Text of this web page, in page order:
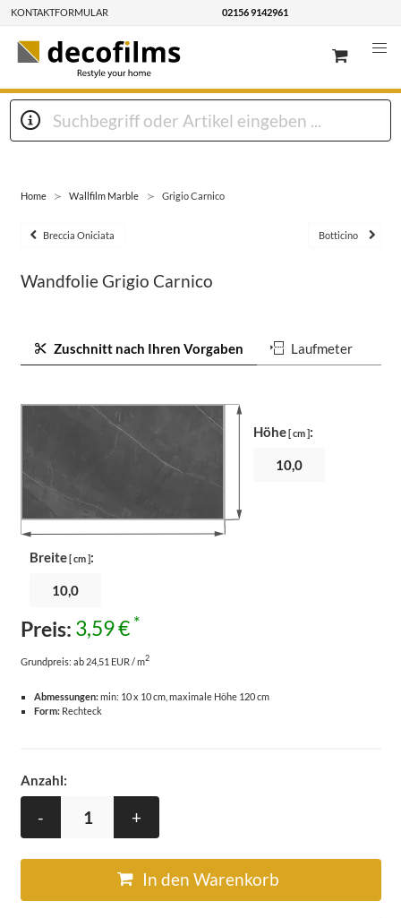
KONTAKTFORMULAR 02156 9142961
Home Wallfilm Marble Grigio Carnico
Breccia Oniciata Botticino
Wandfolie Grigio Carnico
Zuschnitt nach Ihren Vorgaben Laufmeter
Breite[ cm ]:
Höhe[ cm ]:
Preis: 3,59 € *
Grundpreis: ab 24,51 EUR / m2
Abmessungen:min: 10 x 10 cm, maximale Höhe 120 cm
Form:Rechteck
Anzahl:
- +
In den Warenkorb